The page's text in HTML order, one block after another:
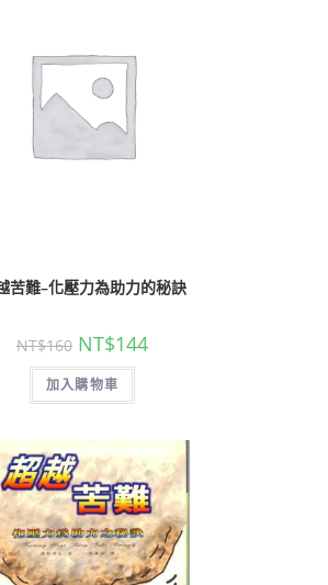
苦難–化壓力為助力的秘訣
NT$160 NT$144
加入購物車